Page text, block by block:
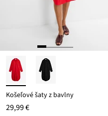
Košeľové šaty z bavlny
29,99 €